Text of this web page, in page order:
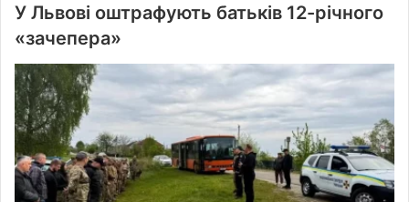
У Львові оштрафують батьків 12-річного
«зачепера»